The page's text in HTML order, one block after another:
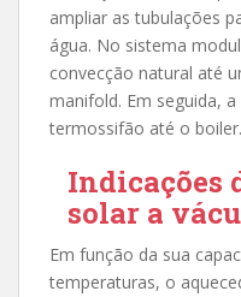
ampliar as tubulações
água. No sistema
convecção natural até
manifold. Em seguida,
termossifão até o boiler.
Indicações
solar a
Em função da sua
temperaturas, o